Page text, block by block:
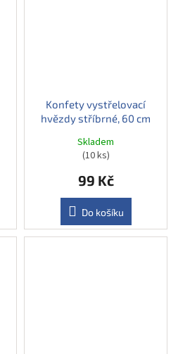
Konfety vystřelovací
hvězdy stříbrné, 60 cm
Skladem
(10 ks)
99 Kč
Do košíku